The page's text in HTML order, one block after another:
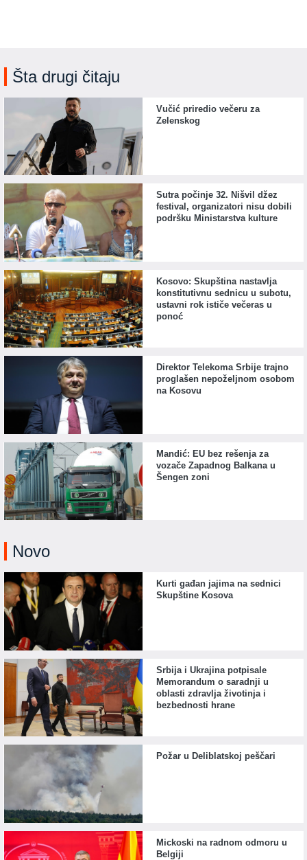
Šta drugi čitaju
Vučić priredio večeru za
Zelenskog
Sutra počinje 32. Nišvil džez
festival, organizatori nisu dobili
podršku Ministarstva kulture
Kosovo: Skupština nastavlja
konstitutivnu sednicu u subotu,
ustavni rok ističe večeras u
ponoć
Direktor Telekoma Srbije trajno
proglašen nepoželjnom osobom
na Kosovu
Mandić: EU bez rešenja za
vozače Zapadnog Balkana u
Šengen zoni
Novo
Kurti gađan jajima na sednici
Skupštine Kosova
Srbija i Ukrajina potpisale
Memorandum o saradnji u
oblasti zdravlja životinja i
bezbednosti hrane
Požar u Deliblatskoj peščari
Mickoski na radnom odmoru u
Belgiji